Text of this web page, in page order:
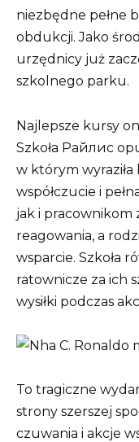
niezbędne pełne
obdukcji. Jako
urzędnicy już
szkolnego parku.
Najlepsze kursy
Szkoła Райлис
w którym wyraziła
współczucie i
jak i pracownikom
reagowania, a
wsparcie. Szkoła
ratownicze za ich
wysiłki podczas
To tragiczne
strony szerszej
czuwania i akcje